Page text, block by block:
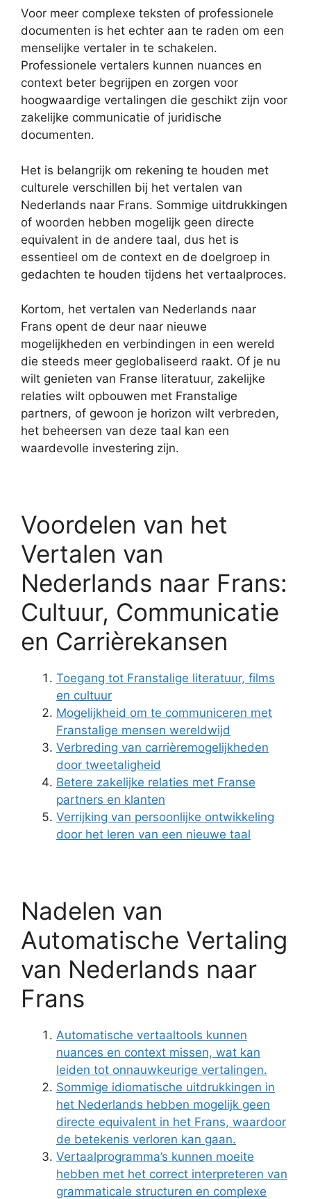
Voor meer complexe teksten of professionele
documenten is het echter aan te raden om een
menselijke vertaler in te schakelen.
Professionele vertalers kunnen nuances en
context beter begrijpen en zorgen voor
hoogwaardige vertalingen die geschikt zijn voor
zakelijke communicatie of juridische
documenten.
Het is belangrijk om rekening te houden met
culturele verschillen bij het vertalen van
Nederlands naar Frans. Sommige uitdrukkingen
of woorden hebben mogelijk geen directe
equivalent in de andere taal, dus het is
essentieel om de context en de doelgroep in
gedachten te houden tijdens het vertaalproces.
Kortom, het vertalen van Nederlands naar
Frans opent de deur naar nieuwe
mogelijkheden en verbindingen in een wereld
die steeds meer geglobaliseerd raakt. Of je nu
wilt genieten van Franse literatuur, zakelijke
relaties wilt opbouwen met Franstalige
partners, of gewoon je horizon wilt verbreden,
het beheersen van deze taal kan een
waardevolle investering zijn.
Voordelen van het
Vertalen van
Nederlands naar Frans:
Cultuur, Communicatie
en Carrièrekansen
Toegang tot Franstalige literatuur, films
en cultuur
Mogelijkheid om te communiceren met
Franstalige mensen wereldwijd
Verbreding van carrièremogelijkheden
door tweetaligheid
Betere zakelijke relaties met Franse
partners en klanten
Verrijking van persoonlijke ontwikkeling
door het leren van een nieuwe taal
Nadelen van
Automatische Vertaling
van Nederlands naar
Frans
Automatische vertaaltools kunnen
nuances en context missen, wat kan
leiden tot onnauwkeurige vertalingen.
Sommige idiomatische uitdrukkingen in
het Nederlands hebben mogelijk geen
directe equivalent in het Frans, waardoor
de betekenis verloren kan gaan.
Vertaalprogramma’s kunnen moeite
hebben met het correct interpreteren van
grammaticale structuren en complexe